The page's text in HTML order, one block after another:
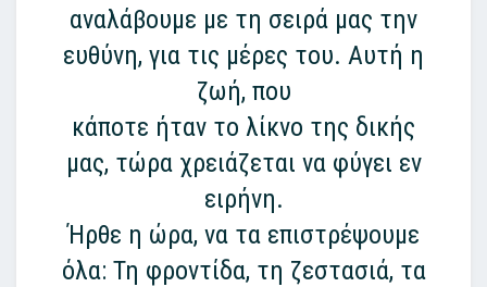
αναλάβουμε με τη σειρά μας την
ευθύνη, για τις μέρες του. Αυτή η
ζωή, που
κάποτε ήταν το λίκνο της δικής
μας, τώρα χρειάζεται να φύγει εν
ειρήνη.
Ήρθε η ώρα, να τα επιστρέψουμε
όλα: Τη φροντίδα, τη ζεστασιά, τα